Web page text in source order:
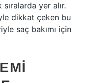
yer alır.
dikkat çeken bu
saç bakımı için